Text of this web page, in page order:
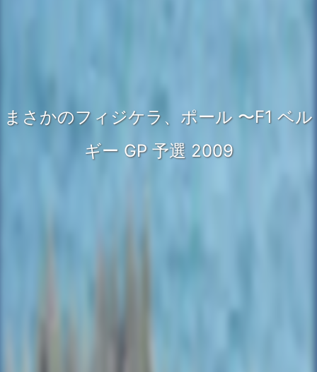
まさかのフィジケラ、ポール 〜F1 ベル
ギー GP 予選 2009